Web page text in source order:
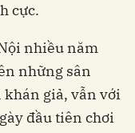
cực.
nhiều năm
những sân
giả, vẫn với
đầu tiên chơi